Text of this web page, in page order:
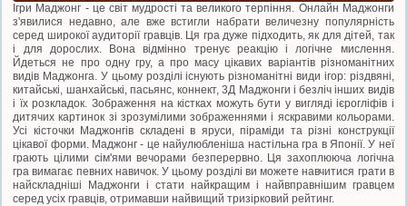
Ігри Маджонг - це світ мудрості та великого терпіння. Онлайн Маджонги
з'явилися недавно, але вже встигли набрати величезну популярність
серед широкої аудиторії гравців. Ця гра дуже підходить, як для дітей, так
і для дорослих. Вона відмінно тренує реакцію і логічне мислення.
Йдеться не про одну гру, а про масу цікавих варіантів різноманітних
видів Маджонга. У цьому розділі існують різноманітні види ігор: різдвяні,
китайські, шанхайські, пасьянс, коннект, 3Д Маджонги і безліч інших видів
і їх розкладок. Зображення на кістках можуть бути у вигляді ієрогліфів і
дитячих картинок зі зрозумілими зображеннями і яскравими кольорами.
Усі кісточки Маджонгів складені в яруси, піраміди та різні конструкції
цікавої форми. Маджонг - це найулюбленіша настільна гра в Японії. У неї
грають цілими сім'ями вечорами безперервно. Ця захоплююча логічна
гра вимагає певних навичок. У цьому розділі ви можете навчитися грати в
найскладніші Маджонги і стати найкращим і найвправнішим гравцем
серед усіх гравців, отримавши найвищий тризірковий рейтинг.